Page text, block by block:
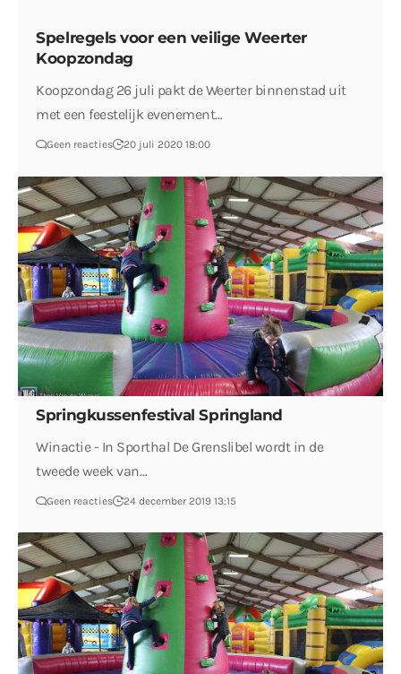
Spelregels voor een veilige Weerter
Koopzondag
Koopzondag 26 juli pakt de Weerter binnenstad uit
met een feestelijk evenement…
Geen reacties 20 juli 2020 18:00
Springkussenfestival Springland
Winactie - In Sporthal De Grenslibel wordt in de
tweede week van…
Geen reacties 24 december 2019 13:15